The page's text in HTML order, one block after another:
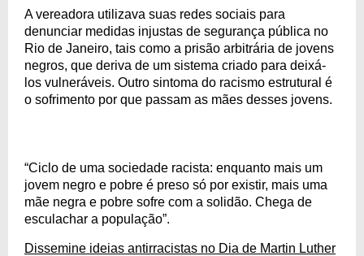
A vereadora utilizava suas redes sociais para
denunciar medidas injustas de segurança pública no
Rio de Janeiro, tais como a prisão arbitrária de jovens
negros, que deriva de um sistema criado para deixá-
los vulneráveis. Outro sintoma do racismo estrutural é
o sofrimento por que passam as mães desses jovens.
“Ciclo de uma sociedade racista: enquanto mais um
jovem negro e pobre é preso só por existir, mais uma
mãe negra e pobre sofre com a solidão. Chega de
esculachar a população”.
Dissemine ideias antirracistas no Dia de Martin Luther